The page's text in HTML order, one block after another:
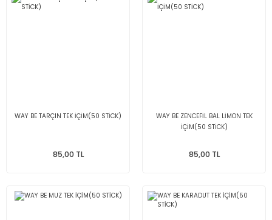
WAY BE TARÇIN TEK İÇİM(50 STİCK)
85,00 TL
WAY BE ZENCEFİL BAL LİMON TEK
İÇİM(50 STİCK)
85,00 TL